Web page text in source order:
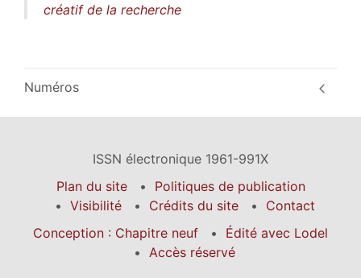
créatif de la recherche
Numéros
ISSN électronique 1961-991X
Plan du site
Politiques de publication
Visibilité
Crédits du site
Contact
Conception : Chapitre neuf
Édité avec Lodel
Accès réservé